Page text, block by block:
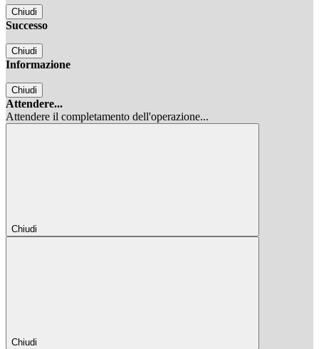
Chiudi
Successo
Chiudi
Informazione
Chiudi
Attendere...
Attendere il completamento dell'operazione...
Chiudi
Chiudi